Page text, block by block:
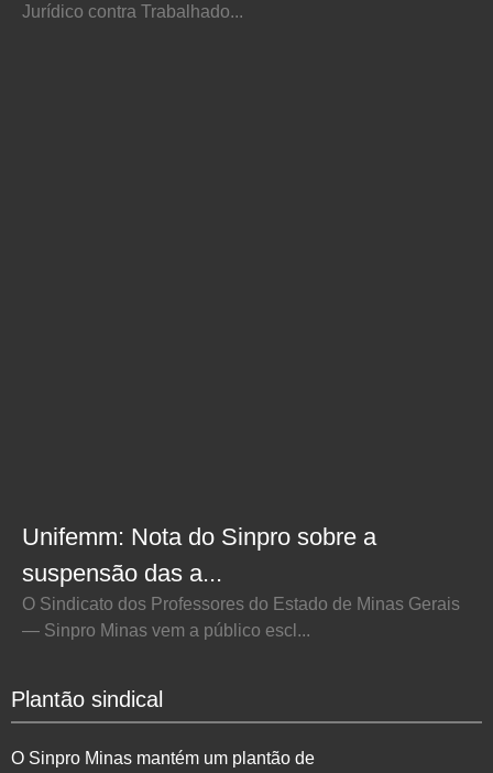
Jurídico contra Trabalhado...
Unifemm: Nota do Sinpro sobre a
suspensão das a...
O Sindicato dos Professores do Estado de Minas Gerais
— Sinpro Minas vem a público escl...
Plantão sindical
O Sinpro Minas mantém um plantão de